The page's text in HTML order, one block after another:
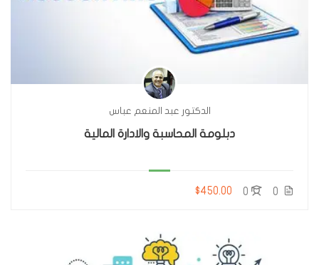
الدكتور عبد المنعم عباس
دبلومة المحاسبة والادارة المالية
0
0
$450.00